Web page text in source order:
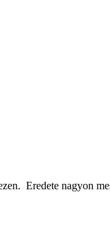
Eredete nagyon